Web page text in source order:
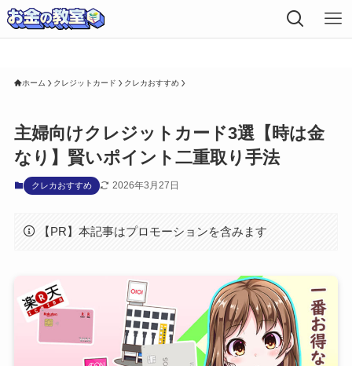
ホーム クレジットカード クレカおすすめ
主婦向けクレジットカード3選【時は金
なり】賢いポイント二重取り手法
クレカおすすめ 2026年3月27日
【PR】本記事はプロモーションを含みます